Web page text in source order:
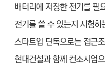
배터리에 저장한 전기를 필
전기를 쓸 수 있는지 시험
스타트업 단독으로는 접근
현대건설과 함께 컨소시엄